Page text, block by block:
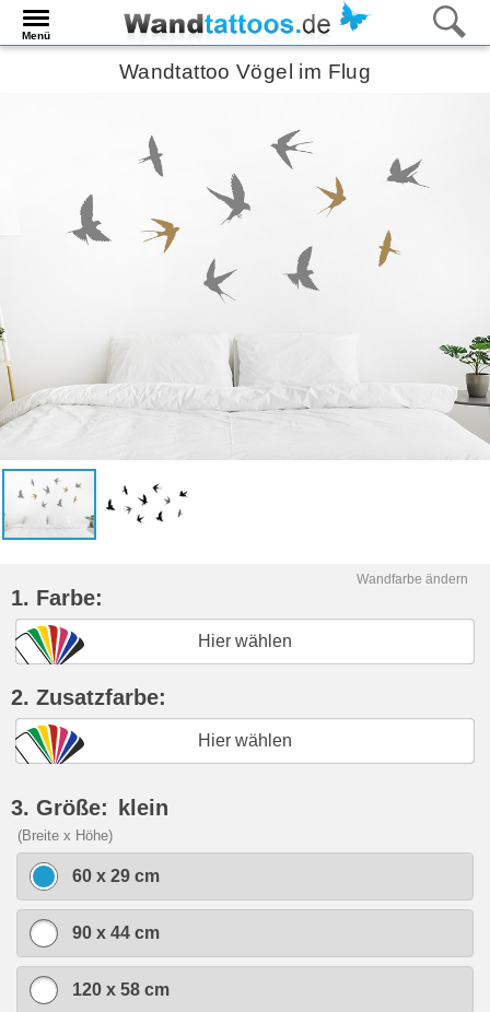
Menü
Wandtattoo Vögel im Flug
Wandfarbe ändern
1. Farbe:
Hier wählen
2. Zusatzfarbe:
Hier wählen
3. Größe: klein
(Breite x Höhe)
60 x 29 cm
90 x 44 cm
120 x 58 cm